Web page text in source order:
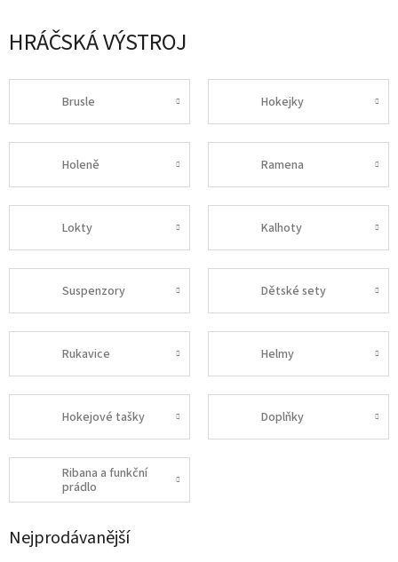
HRÁČSKÁ VÝSTROJ
Brusle Hokejky
Holeně Ramena
Lokty Kalhoty
Suspenzory Dětské sety
Rukavice Helmy
Hokejové tašky Doplňky
Ribana a funkční
prádlo
Nejprodávanější